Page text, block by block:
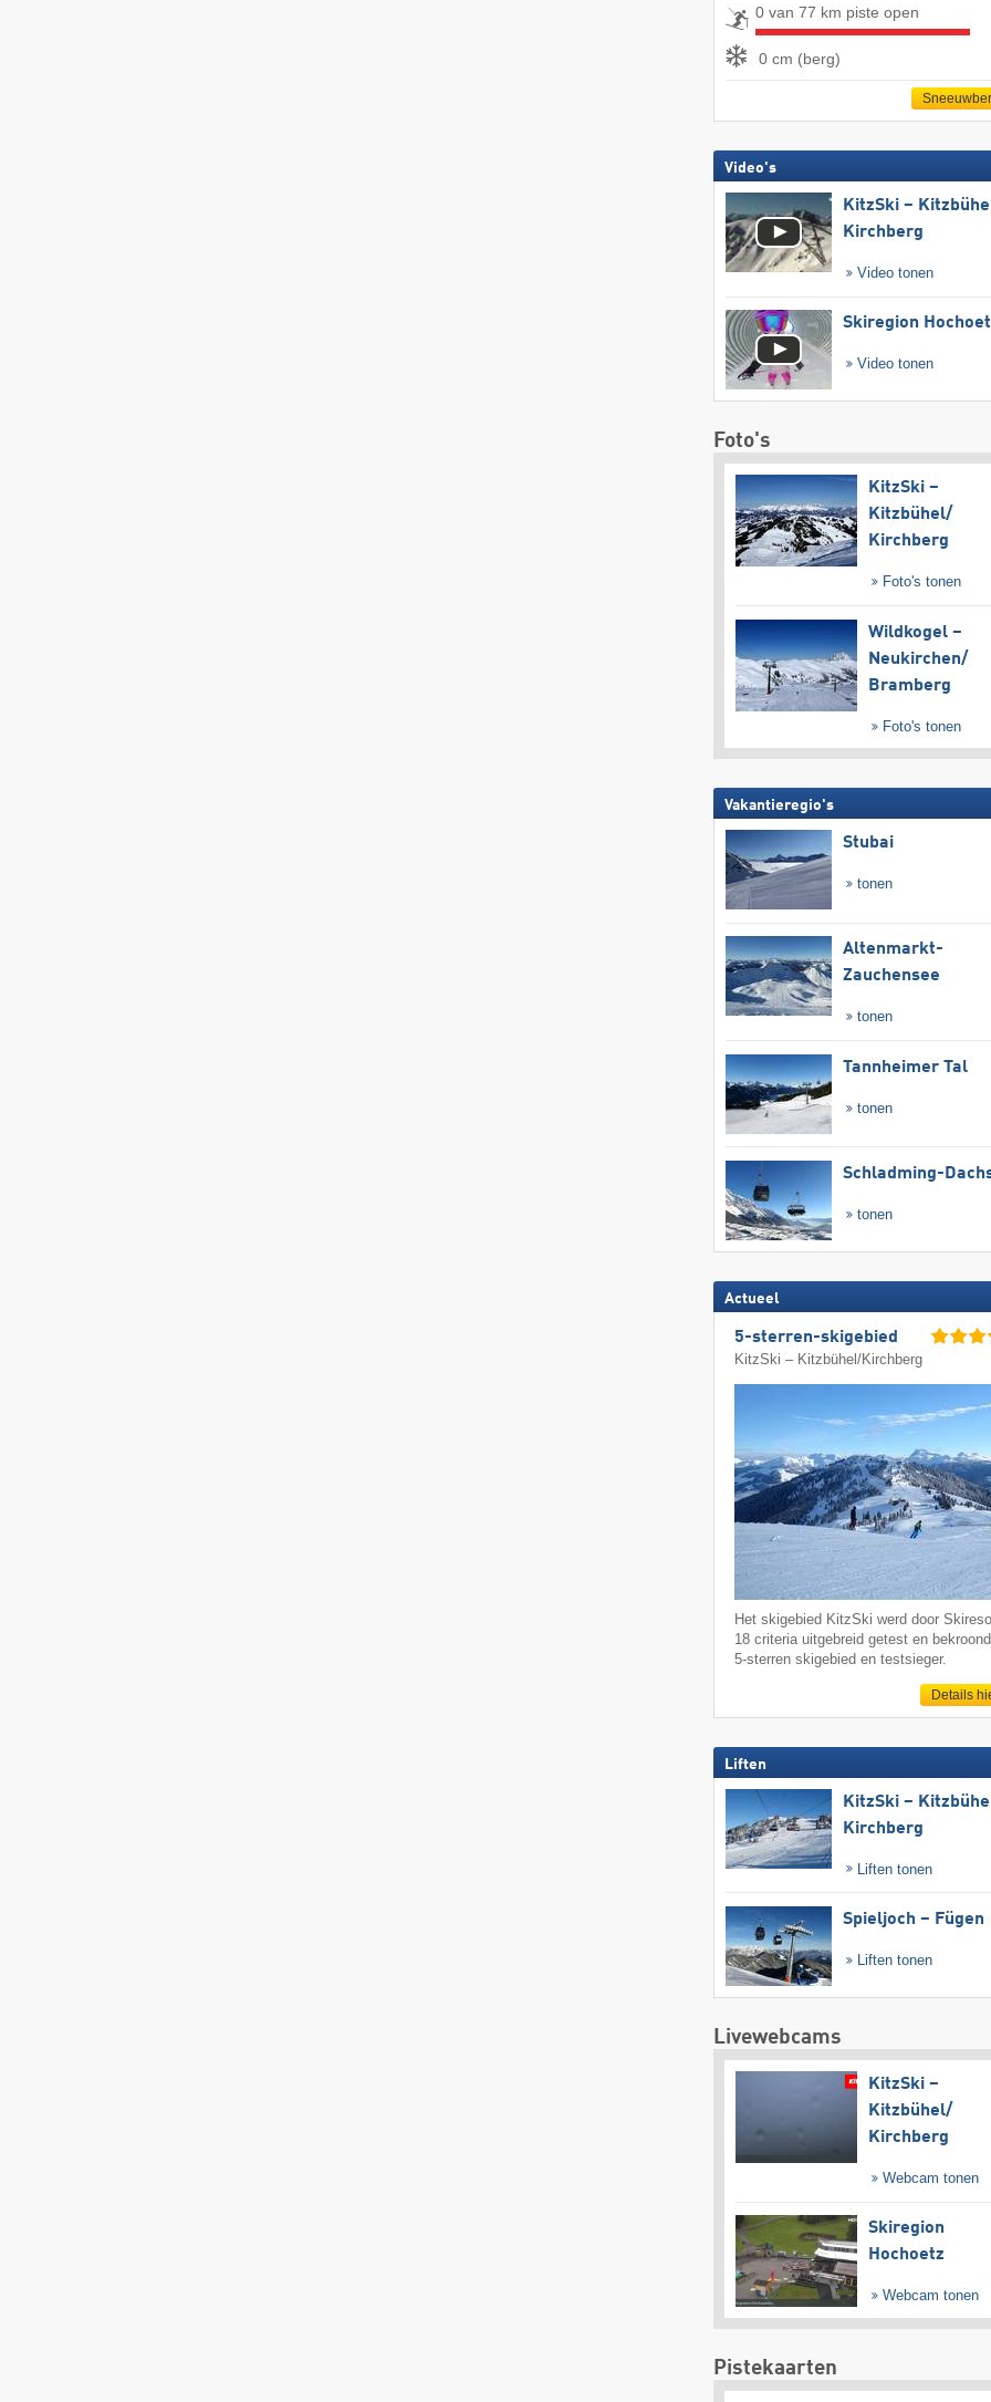
0 van 77 km piste open
0 cm (berg)
Video's
KitzSki –
Kirchberg
Video tonen
Skiregion
Video tonen
Foto's
KitzSki –
Kitzbühel/​
Kirchberg
Foto's tonen
Wildkogel –
Neukirchen/​
Bramberg
Foto's tonen
Vakantieregio's
Stubai
tonen
Altenmarkt-
Zauchensee
tonen
Tannheimer Tal
tonen
Schladming-
tonen
Actueel
5-sterren-skigebied
KitzSki – Kitzbühel/​Kirchberg
Het skigebied KitzSki werd door
18 criteria uitgebreid getest en
5-sterren skigebied en testsieger.
Details
Liften
KitzSki –
Kirchberg
Liften tonen
Spieljoch – Fügen
Liften tonen
Livewebcams
KitzSki –
Kitzbühel/​
Kirchberg
Webcam tonen
Skiregion
Hochoetz
Webcam tonen
Pistekaarten